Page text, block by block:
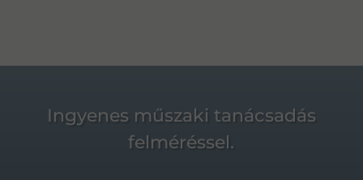
Ingyenes műszaki tanácsadás
felméréssel.